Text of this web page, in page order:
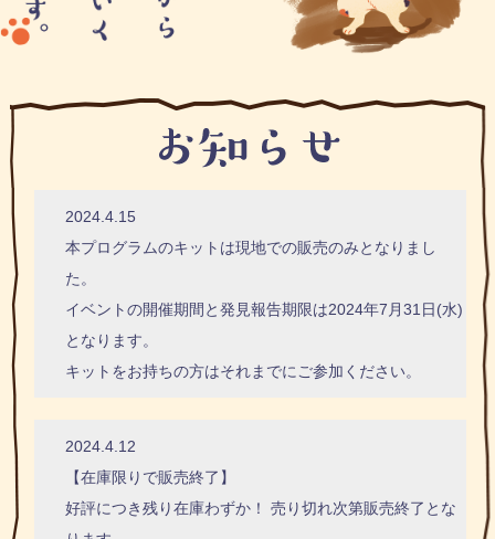
2024.4.15
本プログラムのキットは現地での販売のみとなりまし
た。
イベントの開催期間と発見報告期限は2024年7月31日(水)
となります。
キットをお持ちの方はそれまでにご参加ください。
2024.4.12
【在庫限りで販売終了】
好評につき残り在庫わずか！ 売り切れ次第販売終了とな